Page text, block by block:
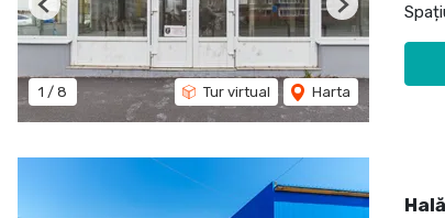
1 / 8 Tur virtual Harta
Previous Next